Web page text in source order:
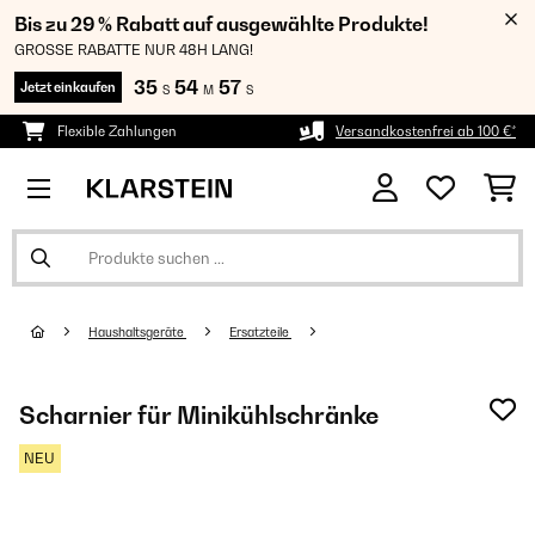
Bis zu 29 % Rabatt auf ausgewählte Produkte!
GROSSE RABATTE NUR 48H LANG!
Jetzt einkaufen 35 S 54 M 57 S
Flexible Zahlungen Versandkostenfrei ab 100 €*
Haushaltsgeräte Ersatzteile
Scharnier für Minikühlschränke
NEU